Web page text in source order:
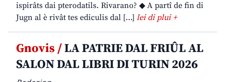
ispirâts dai pterodatils. Rivarano? ◆ A partî de fin di
Jugn al è rivât tes ediculis dal […] lei di plui +
Gnovis /LA PATRIE DAL FRIÛL AL
SALON DAL LIBRI DI TURIN 2026